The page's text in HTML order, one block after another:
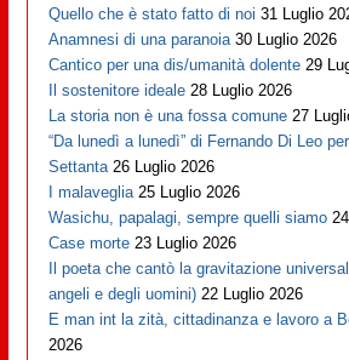
Quello che è stato fatto di noi 31 Luglio
Anamnesi di una paranoia 30 Luglio 2026
Cantico per una dis/umanità dolente 29
Il sostenitore ideale 28 Luglio 2026
La storia non è una fossa comune 27
“Da lunedì a lunedì” di Fernando Di Leo
Settanta 26 Luglio 2026
I malaveglia 25 Luglio 2026
Wasichu, papalagi, sempre quelli siamo
Case morte 23 Luglio 2026
Il poeta che cantò la gravitazione
angeli e degli uomini) 22 Luglio 2026
E man int la zità, cittadinanza e lavoro a
2026